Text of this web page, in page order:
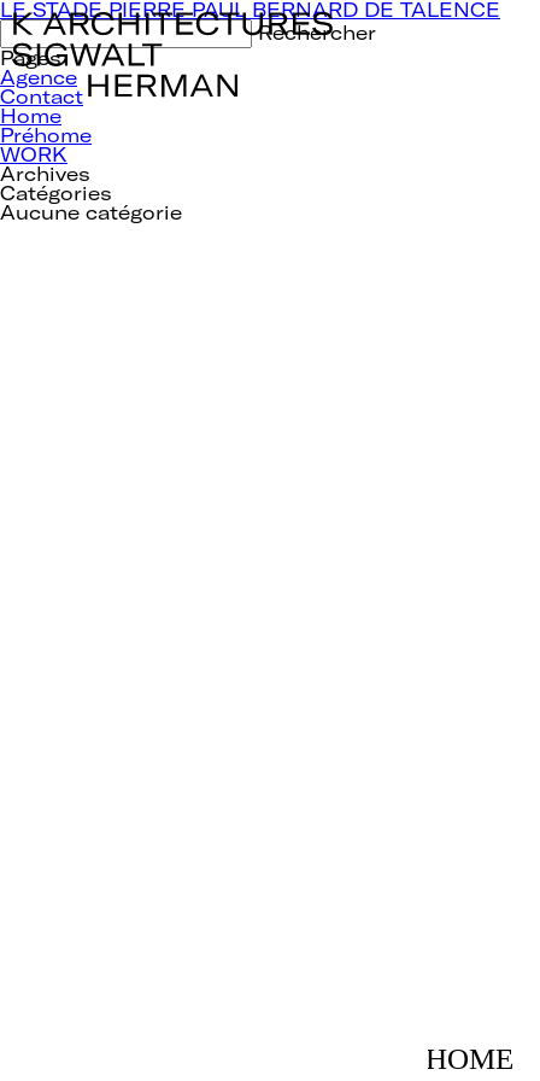
Navigation
de
l’article
LE STADE PIERRE PAUL BERNARD DE TALENCE
Rechercher :
Pages
Agence
Contact
Home
Préhome
WORK
Archives
Catégories
Aucune catégorie